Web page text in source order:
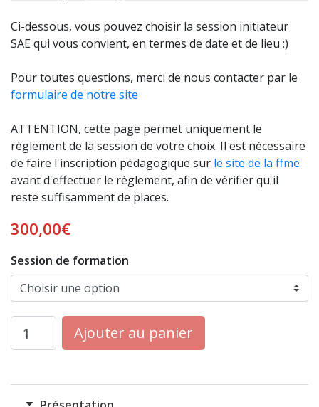
Ci-dessous, vous pouvez choisir la session initiateur
SAE qui vous convient, en termes de date et de lieu :)
Pour toutes questions, merci de nous contacter par le
formulaire de notre site
ATTENTION, cette page permet uniquement le
règlement de la session de votre choix. Il est nécessaire
de faire l'inscription pédagogique sur le site de la ffme
avant d'effectuer le règlement, afin de vérifier qu'il
reste suffisamment de places.
300,00€
Session de formation
Ajouter au panier